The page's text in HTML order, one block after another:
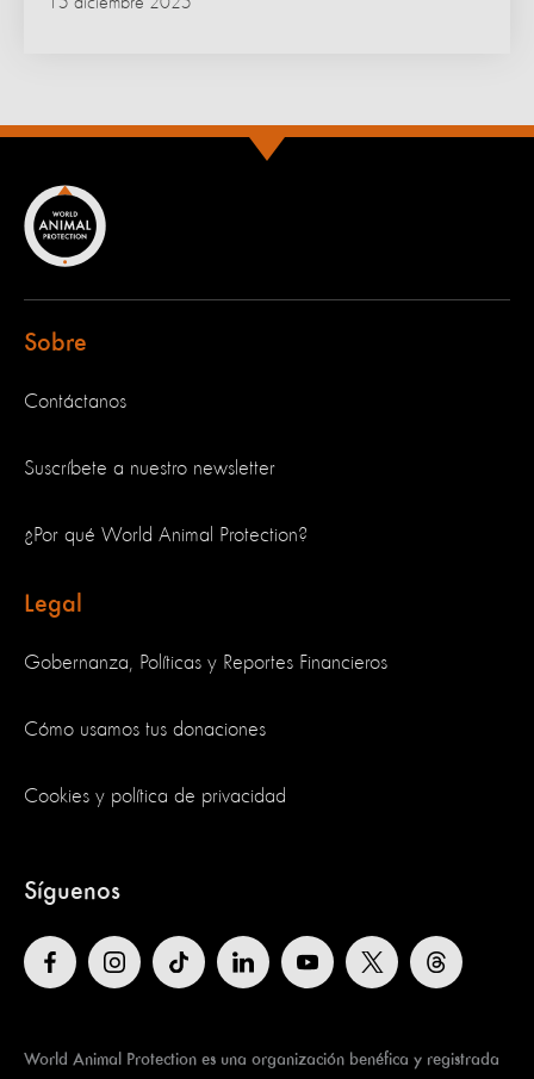
Sobre
Contáctanos
Suscríbete a nuestro newsletter
¿Por qué World Animal Protection?
Legal
Gobernanza, Políticas y Reportes Financieros
Cómo usamos tus donaciones
Cookies y política de privacidad
Síguenos
World Animal Protection es una organización benéfica y registrada